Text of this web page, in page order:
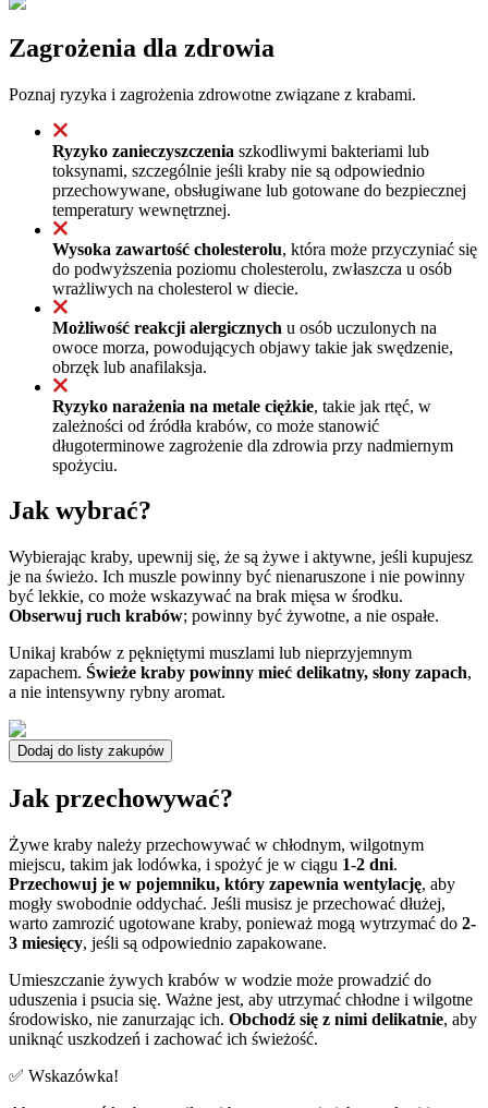
Zagrożenia dla zdrowia
Poznaj ryzyka i zagrożenia zdrowotne związane z krabami.
Ryzyko zanieczyszczenia szkodliwymi bakteriami lub
toksynami, szczególnie jeśli kraby nie są odpowiednio
przechowywane, obsługiwane lub gotowane do bezpiecznej
temperatury wewnętrznej.
Wysoka zawartość cholesterolu, która może przyczyniać się
do podwyższenia poziomu cholesterolu, zwłaszcza u osób
wrażliwych na cholesterol w diecie.
Możliwość reakcji alergicznych u osób uczulonych na
owoce morza, powodujących objawy takie jak swędzenie,
obrzęk lub anafilaksja.
Ryzyko narażenia na metale ciężkie, takie jak rtęć, w
zależności od źródła krabów, co może stanowić
długoterminowe zagrożenie dla zdrowia przy nadmiernym
spożyciu.
Jak wybrać?
Wybierając kraby, upewnij się, że są żywe i aktywne, jeśli kupujesz
je na świeżo. Ich muszle powinny być nienaruszone i nie powinny
być lekkie, co może wskazywać na brak mięsa w środku.
Obserwuj ruch krabów; powinny być żywotne, a nie ospałe.
Unikaj krabów z pękniętymi muszlami lub nieprzyjemnym
zapachem. Świeże kraby powinny mieć delikatny, słony zapach,
a nie intensywny rybny aromat.
Dodaj do listy zakupów
Jak przechowywać?
Żywe kraby należy przechowywać w chłodnym, wilgotnym
miejscu, takim jak lodówka, i spożyć je w ciągu 1-2 dni.
Przechowuj je w pojemniku, który zapewnia wentylację, aby
mogły swobodnie oddychać. Jeśli musisz je przechować dłużej,
warto zamrozić ugotowane kraby, ponieważ mogą wytrzymać do 2-
3 miesięcy, jeśli są odpowiednio zapakowane.
Umieszczanie żywych krabów w wodzie może prowadzić do
uduszenia i psucia się. Ważne jest, aby utrzymać chłodne i wilgotne
środowisko, nie zanurzając ich. Obchodź się z nimi delikatnie, aby
uniknąć uszkodzeń i zachować ich świeżość.
✅ Wskazówka!